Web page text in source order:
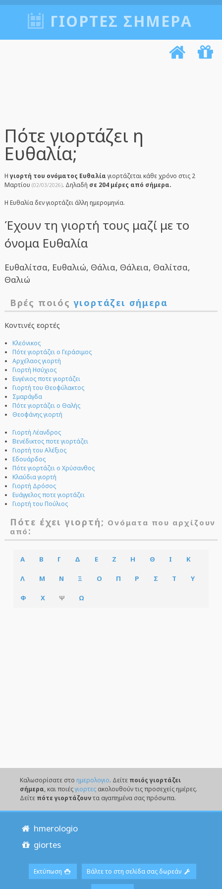
ΓΙΟΡΤΈΣ ΣΉΜΕΡΑ
Πότε γιορτάζει η
Ευθαλία;
Η γιορτή του ονόματος Ευθαλίαγιορτάζεται κάθε χρόνο στις 2
Μαρτίου (02/03/2026). Δηλαδή σε 204 μέρες από σήμερα.
Η Ευθαλία δεν γιορτάζει άλλη ημερομηνία.
Έχουν τη γιορτή τους μαζί με το
όνομα Ευθαλία
Ευθαλίτσα, Ευθαλιώ, Θάλια, Θάλεια, Θαλίτσα,
Θαλιώ
Βρές ποιόςγιορτάζει σήμερα
Κοντινές εορτές
Κλεόνικος
Πότε γιορτάζει ο Γεράσιμος
Αρχέλαος γιορτή
Γιορτή Ησύχιος
Ευγένιος ποτε γιορτάζει
Γιορτή του Θεοφύλακτος
Σμαράγδα
Πότε γιορτάζει ο Θαλής
Θεοφάνης γιορτή
Γιορτή Λέανδρος
Βενέδικτος ποτε γιορτάζει
Γιορτή του Αλέξιος
Εδουάρδος
Πότε γιορτάζει ο Χρύσανθος
Κλαύδια γιορτή
Γιορτή Δρόσος
Ευάγγελος ποτε γιορτάζει
Γιορτή του Πούλιος
Πότε έχει γιορτή; Ονόματα που αρχίζουν
από :
Α Β Γ Δ Ε Ζ Η Θ Ι Κ
Λ Μ Ν Ξ Ο Π Ρ Σ Τ Υ
Φ Χ Ψ Ω
Καλωσορίσατε στο ημερολογιο. Δείτε ποιός γιορτάζει
σήμερα, και ποιέςγιορτεςακολουθούν τις προσεχείς ημέρες.
Δείτε πότε γιορτάζουντα αγαπημένα σας πρόσωπα.
hmerologio
giortes
Εκτύπωση Βάλτε το στη σελίδα σας δωρεάν